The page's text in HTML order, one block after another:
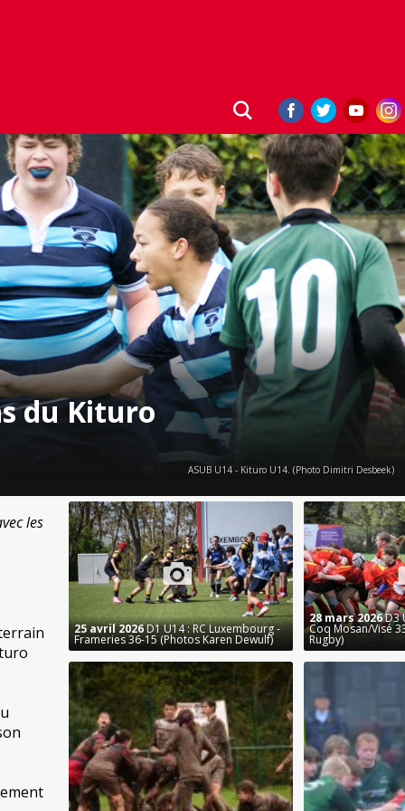
du Kituro
ASUB U14 - Kituro U14. (Photo Dimitri Desbeek)
les
25 avril 2026D1 U14 : RC Luxembourg -
Frameries 36-15 (Photos Karen Dewulf)
28 mars 2026D3
Coq Mosan/Visé
Rugby)